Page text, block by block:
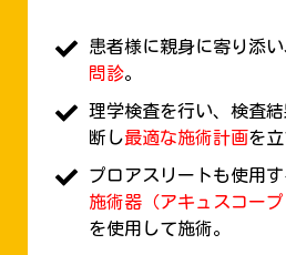
患者様に親身に寄り添
問診。
理学検査を行い、検査
断し最適な施術計画を立
プロアスリートも使用す
施術器（アキュスコープ
を使用して施術。